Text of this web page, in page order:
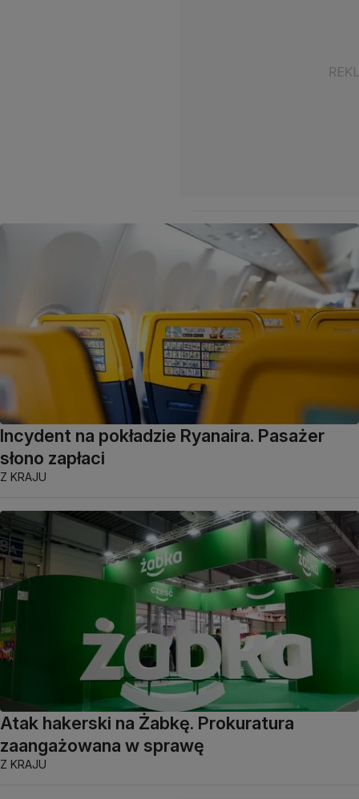
Incydent na pokładzie Ryanaira. Pasażer
słono zapłaci
Z KRAJU
Atak hakerski na Żabkę. Prokuratura
zaangażowana w sprawę
Z KRAJU